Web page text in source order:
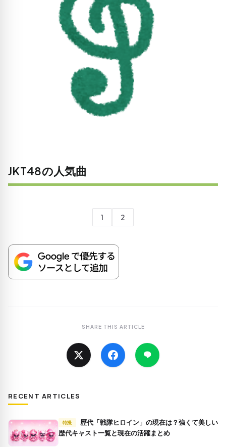
JKT48の人気曲
1 2
SHARE THIS ARTICLE
RECENT ARTICLES
特撮
歴代キャスト一覧と現在の活躍まとめ